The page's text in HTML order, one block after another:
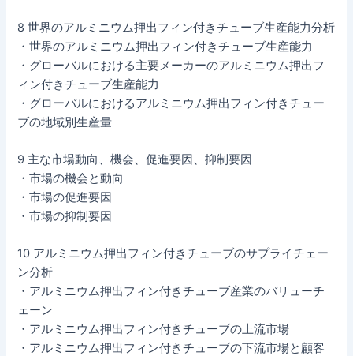
8 世界のアルミニウム押出フィン付きチューブ生産能力分析
・世界のアルミニウム押出フィン付きチューブ生産能力
・グローバルにおける主要メーカーのアルミニウム押出フ
ィン付きチューブ生産能力
・グローバルにおけるアルミニウム押出フィン付きチュー
ブの地域別生産量
9 主な市場動向、機会、促進要因、抑制要因
・市場の機会と動向
・市場の促進要因
・市場の抑制要因
10 アルミニウム押出フィン付きチューブのサプライチェー
ン分析
・アルミニウム押出フィン付きチューブ産業のバリューチ
ェーン
・アルミニウム押出フィン付きチューブの上流市場
・アルミニウム押出フィン付きチューブの下流市場と顧客